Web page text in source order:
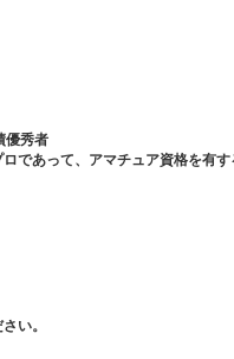
優秀者
あって、アマチュア資格を有す
い。